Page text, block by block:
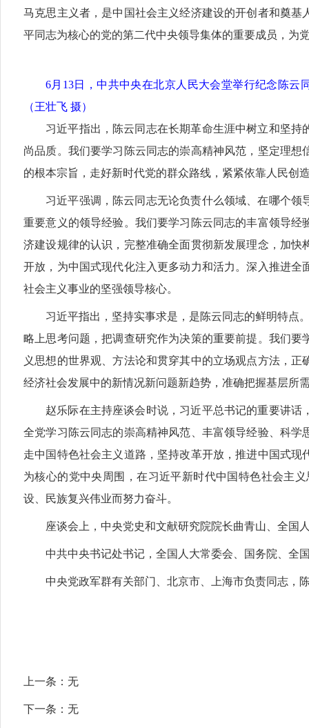
马克思主义者，是中国社会主义经济建设的开创者和奠
平同志为核心的党的第二代中央领导集体的重要成员，为
6月13日，中共中央在北京人民大会堂举行纪念陈云
（王壮飞 摄）
习近平指出，陈云同志在长期革命生涯中树立和坚
尚品质。我们要学习陈云同志的崇高精神风范，坚定理
的根本宗旨，走好新时代党的群众路线，紧紧依靠人民创
习近平强调，陈云同志无论负责什么领域、在哪个
重要意义的领导经验。我们要学习陈云同志的丰富领导
济建设规律的认识，完整准确全面贯彻新发展理念，加
开放，为中国式现代化注入更多动力和活力。深入推进
社会主义事业的坚强领导核心。
习近平指出，坚持实事求是，是陈云同志的鲜明特点
略上思考问题，把调查研究作为决策的重要前提。我们
义思想的世界观、方法论和贯穿其中的立场观点方法，
经济社会发展中的新情况新问题新趋势，准确把握基层所
赵乐际在主持座谈会时说，习近平总书记的重要讲
全党学习陈云同志的崇高精神风范、丰富领导经验、科
走中国特色社会主义道路，坚持改革开放，推进中国式
为核心的党中央周围，在习近平新时代中国特色社会主
设、民族复兴伟业而努力奋斗。
座谈会上，中央党史和文献研究院院长曲青山、全国
中共中央书记处书记，全国人大常委会、国务院、全
中央党政军群有关部门、北京市、上海市负责同志，
上一条： 无
下一条： 无